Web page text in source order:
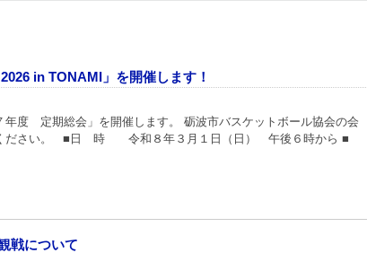
in TONAMI」を開催します！
年度 定期総会」を開催します。 砺波市バスケットボール協会の会
ください。 ■日 時 令和８年３月１日（日） 午後６時から ■
戦について